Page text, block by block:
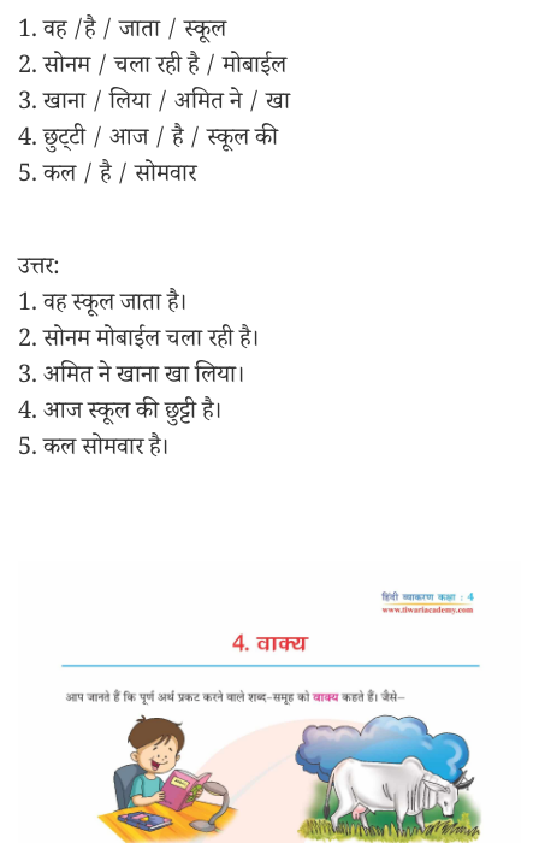
1. वह /है / जाता / स्कूल
2. सोनम / चला रही है / मोबाईल
3. खाना / लिया / अमित ने / खा
4. छुट्‌टी / आज / है / स्कूल की
5. कल / है / सोमवार
उत्तर:
1. वह स्कूल जाता है।
2. सोनम मोबाईल चला रही है।
3. अमित ने खाना खा लिया।
4. आज स्कूल की छुट्टी है।
5. कल सोमवार है।